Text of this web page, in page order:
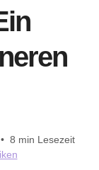
8 min Lesezeit